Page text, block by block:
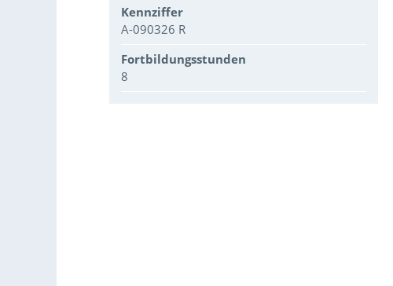
Kennziffer
A-090326 R
Fortbildungsstunden
8